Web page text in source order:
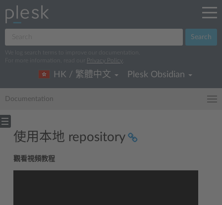
Search
We log search terms to improve our documentation.
For more information, read our
Privacy Policy
HK / 繁體中文 Plesk Obsidian
Documentation
使用本地 repository
觀看視頻教程